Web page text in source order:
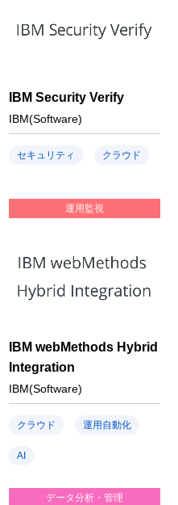
IBM Security Verify
IBM(Software)
セキュリティ クラウド
運用監視
IBM webMethods Hybrid
Integration
IBM(Software)
クラウド 運用自動化
AI
データ分析・管理